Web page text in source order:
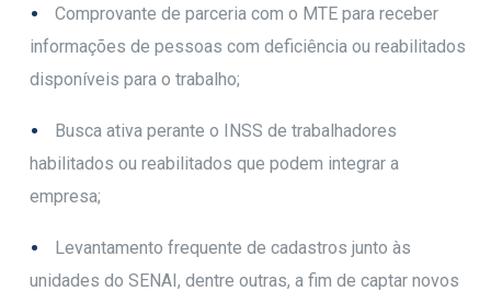
Comprovante de parceria com o MTE para receber
informações de pessoas com deficiência ou reabilitados
disponíveis para o trabalho;
Busca ativa perante o INSS de trabalhadores
habilitados ou reabilitados que podem integrar a
empresa;
Levantamento frequente de cadastros junto às
unidades do SENAI, dentre outras, a fim de captar novos